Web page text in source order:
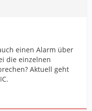
einen Alarm über
die einzelnen
Aktuell geht